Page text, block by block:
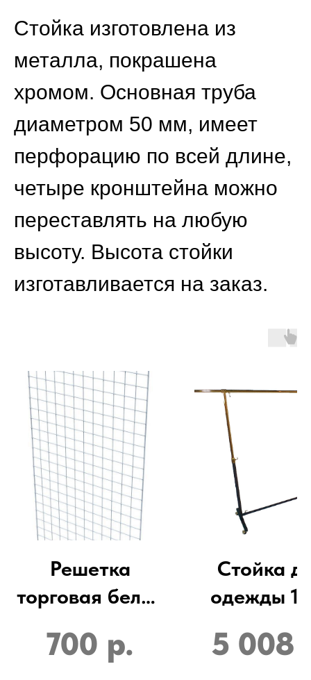
Стойка изготовлена из
металла, покрашена
хромом. Основная труба
диаметром 50 мм, имеет
перфорацию по всей длине,
четыре кронштейна можно
переставлять на любую
высоту. Высота стойки
изготавливается на заказ.
Решетка
торговая белая
700 р.
Стойка
одежды
5 008